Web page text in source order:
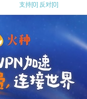
支持[0] 反对[0]
支持 反对